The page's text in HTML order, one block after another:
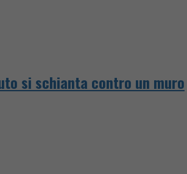
si schianta contro un muro